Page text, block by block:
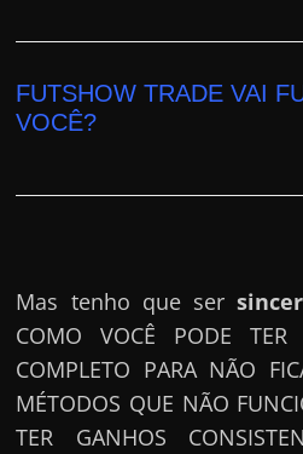
FUTSHOW TRADE VAI
VOCÊ?
Mas tenho que ser
COMO VOCÊ PODE
COMPLETO PARA NÃO
MÉTODOS QUE NÃO
TER GANHOS